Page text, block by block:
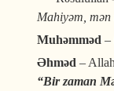
Mahiyəm, mən
Muhəmməd –
Əhməd –
“Bir zaman